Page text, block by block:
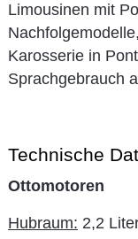
Limousinen mit
Karosserie in
Sprachgebrauch
Technische
Ottomotoren
Hubraum: 2,2